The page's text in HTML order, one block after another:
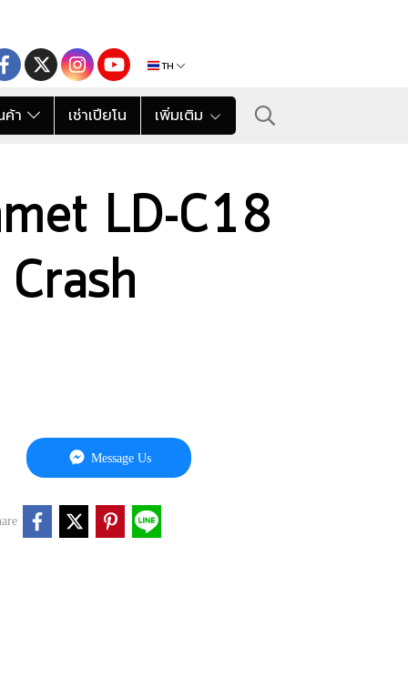
TH
ค้า เช่าเปียโน เพิ่มเติม
LD-C18
Message Us